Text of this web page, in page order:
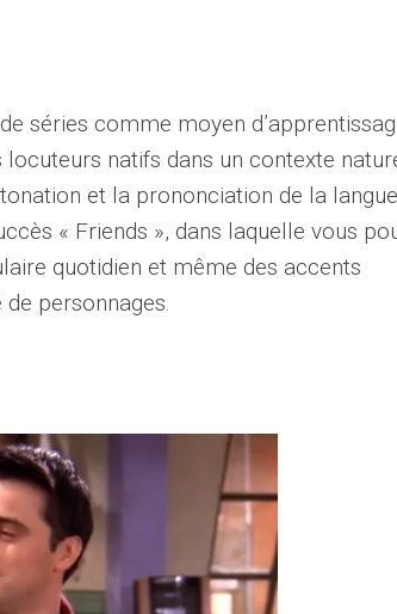
séries comme moyen
locuteurs natifs dans un contexte
et la prononciation de la
« Friends », dans laquelle vous
quotidien et même des accents
personnages.